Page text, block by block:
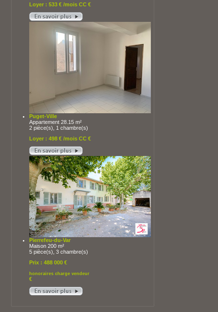
Loyer : 533 € /mois CC €
Puget-Ville
Appartement 28.15 m²
2 pièce(s), 1 chambre(s)
Loyer : 498 € /mois CC €
Pierrefeu-du-Var
Maison 200 m²
5 pièce(s), 3 chambre(s)
Prix : 488 000 €
honoraires charge vendeur
€